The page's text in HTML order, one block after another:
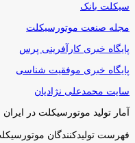
سیکلت بانک
مجله صنعت موتورسیکلت
پایگاه خبری کارآفرینی پرس
پایگاه خبری موفقیت شناسی
سایت محمدعلی نژادیان
آمار تولید موتورسیکلت در ایران
فهرست تولیدکنندگان